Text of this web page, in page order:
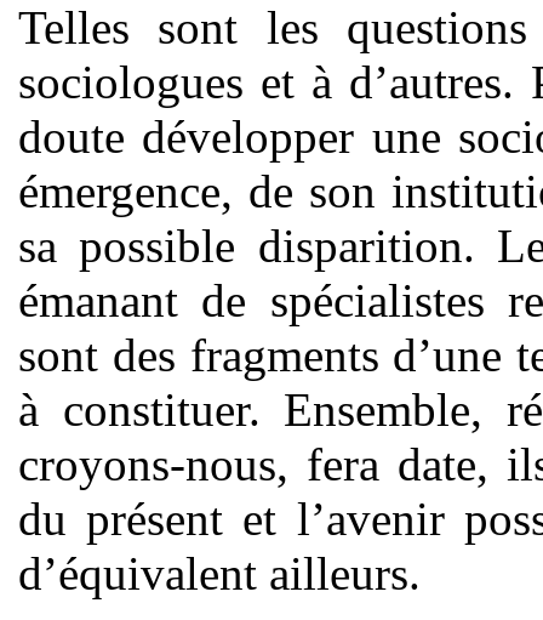
Telles sont les
sociologues et à
doute développer une
émergence, de son
sa possible disparition.
émanant de spécialistes
sont des fragments d’une
à constituer. Ensemble,
croyons-nous, fera date,
du présent et l’avenir
d’équivalent ailleurs.